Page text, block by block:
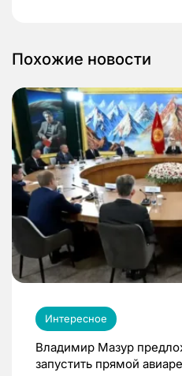
Похожие новости
Интересное
Владимир Мазур
запустить прямой